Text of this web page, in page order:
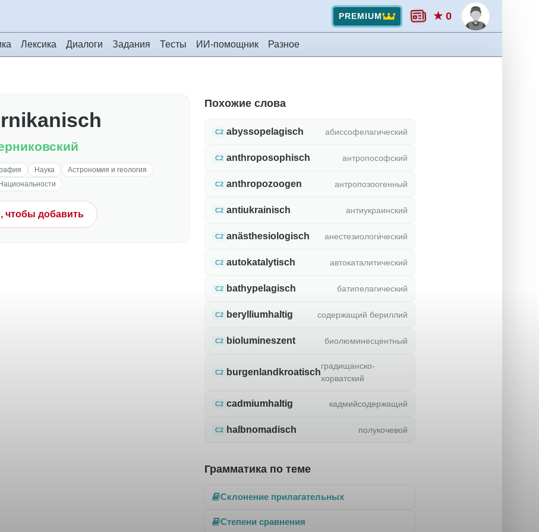
PREMIUM ★ 0
Лексика Диалоги Задания Тесты ИИ-помощник Разное
Наука
Астрономия и геология
Национальности
чтобы добавить
Похожие слова
C2 abyssopelagisch абиссофелагический
C2 anthroposophisch антропософский
C2 anthropozoogen антропозоогенный
C2 antiukrainisch антиукраинский
C2 anästhesiologisch анестезиологи́ческий
C2 autokatalytisch автокаталитический
C2 bathypelagisch батипелагический
C2 berylliumhaltig содержащий бериллий
C2 biolumineszent биолюминесцентный
C2 burgenlandkroatisch
градищанско-
хорватский
C2 cadmiumhaltig кадмийсодержащий
C2 halbnomadisch полукочевой
Грамматика по теме
Склонение прилагательных
Степени сравнения